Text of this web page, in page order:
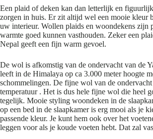
Een plaid of deken kan dan letterlijk en
zorgen in huis. Er zit altijd wel een mooie kleur
uw interieur. Wollen plaids en woondekens zijn
warmte goed kunnen vasthouden. Zeker een
Nepal geeft een fijn warm gevoel.
De wol is afkomstig van de ondervacht van de
leeft in de Himalaya op ca 3.000 meter hoogte
schommelingen. De fijne wol van de
temperatuur . Het is dus hele fijne wol die heel
tegelijk. Mooie styling woondeken in de
op een bed in de slaapkamer is erg mooi als je
passende kleur. Je kunt hem ook over het
leggen voor als je koude voeten hebt. Dat zal